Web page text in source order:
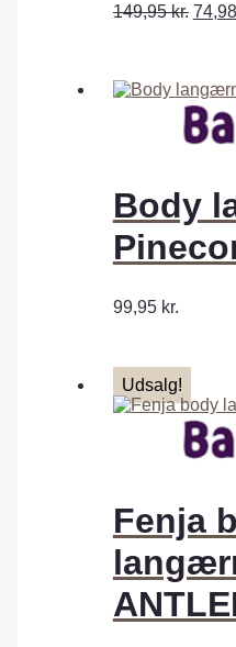
149,95kr. 74,98
Body
99,95 kr.
Udsalg!
Fenja